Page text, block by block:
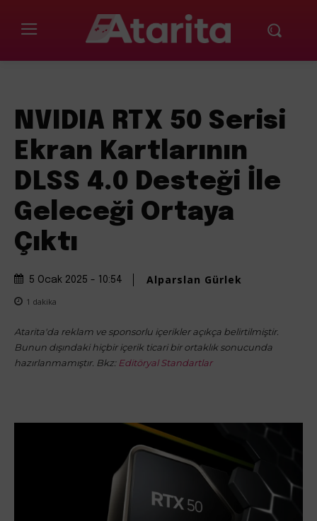
NVIDIA RTX 50 Serisi
Ekran Kartlarının
DLSS 4.0 Desteği İle
Geleceği Ortaya
Çıktı
5 Ocak 2025 - 10:54 Alparslan Gürlek
1 dakika
Atarita'da reklam ve sponsorlu içerikler açıkça belirtilmiştir.
Bunun dışındaki hiçbir içerik ticari bir ortaklık sonucunda
hazırlanmamıştır. Bkz: Editöryal Standartlar